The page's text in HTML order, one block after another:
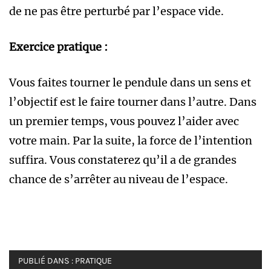
de ne pas être perturbé par l’espace vide.
Exercice pratique :
Vous faites tourner le pendule dans un sens et
l’objectif est le faire tourner dans l’autre. Dans
un premier temps, vous pouvez l’aider avec
votre main. Par la suite, la force de l’intention
suffira. Vous constaterez qu’il a de grandes
chance de s’arrêter au niveau de l’espace.
PUBLIÉ DANS : PRATIQUE